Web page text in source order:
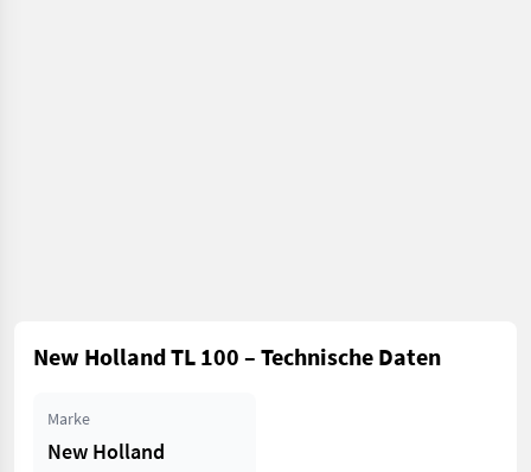
New Holland TL 100 – Technische Daten
Marke
New Holland